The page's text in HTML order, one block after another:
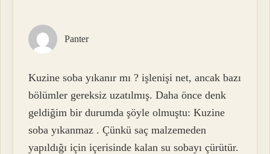
Panter
Kuzine soba yıkanır mı ? işlenişi net, ancak bazı
bölümler gereksiz uzatılmış. Daha önce denk
geldiğim bir durumda şöyle olmuştu: Kuzine
soba yıkanmaz . Çünkü saç malzemeden
yapıldığı için içerisinde kalan su sobayı çürütür.